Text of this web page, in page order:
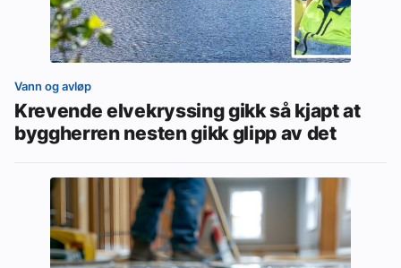
Vann og avløp
Krevende elvekryssing gikk så kjapt at
byggherren nesten gikk glipp av det